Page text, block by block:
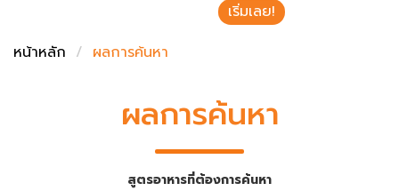
เริ่มเลย!
หน้าหลัก
ผลการค้นหา
ผลการค้นหา
สูตรอาหารที่ต้องการค้นหา